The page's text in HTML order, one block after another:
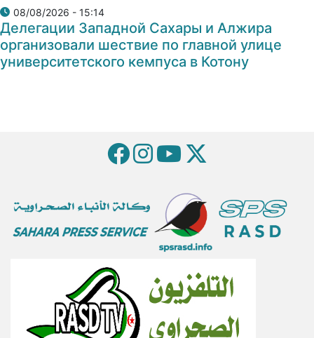
08/08/2026 - 15:14
Делегации Западной Сахары и Алжира
организовали шествие по главной улице
университетского кемпуса в Котону